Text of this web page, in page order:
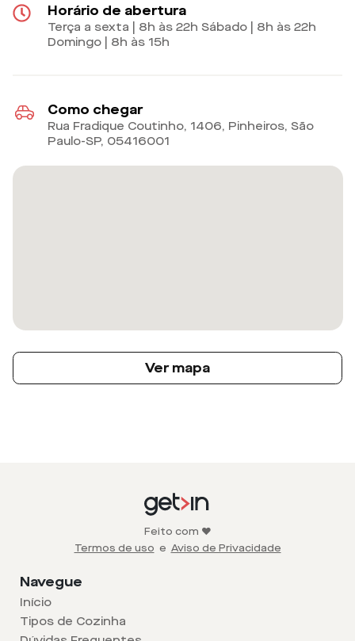
Horário de abertura
Terça a sexta | 8h às 22h Sábado | 8h às 22h
Domingo | 8h às 15h
Como chegar
Rua Fradique Coutinho, 1406, Pinheiros, São
Paulo-SP, 05416001
Ver mapa
Feito com ❤️
Termos de uso e Aviso de Privacidade
Navegue
Início
Tipos de Cozinha